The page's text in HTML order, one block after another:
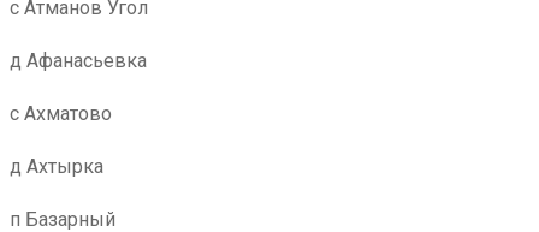
с Атманов Угол
д Афанасьевка
с Ахматово
д Ахтырка
п Базарный